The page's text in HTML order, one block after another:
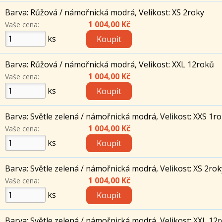
Barva: Růžová / námořnická modrá, Velikost: XS 2roky
Vaše cena:
ks
1 004,00 Kč
Barva: Růžová / námořnická modrá, Velikost: XXL 12roků
Vaše cena:
ks
1 004,00 Kč
Barva: Světle zelená / námořnická modrá, Velikost: XXS
Vaše cena:
ks
1 004,00 Kč
Barva: Světle zelená / námořnická modrá, Velikost: XS
Vaše cena:
ks
1 004,00 Kč